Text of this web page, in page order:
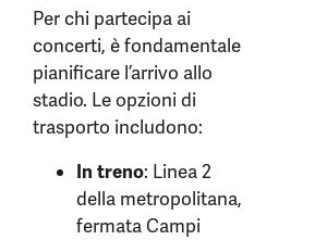
Per chi partecipa ai
concerti, è fondamentale
pianificare l’arrivo allo
stadio. Le opzioni di
trasporto includono:
In treno: Linea 2
della metropolitana,
fermata Campi